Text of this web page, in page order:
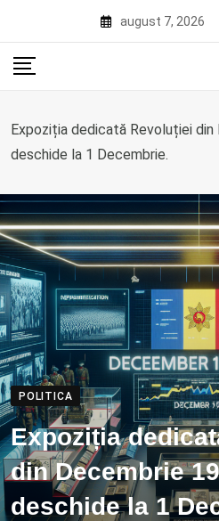
content
august 7, 2026
Expoziția dedicată Revoluției
deschide la 1 Decembrie.
POLITICA
Expoziția
din Decembrie
deschide la 1